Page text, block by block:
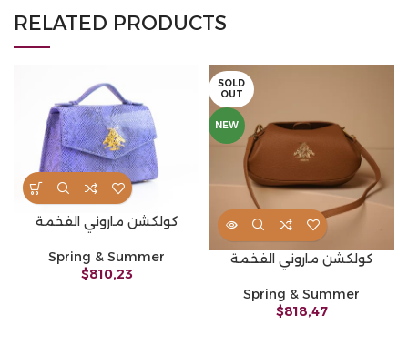
RELATED PRODUCTS
كولكشن ماروني الفخمة
Spring & Summer
$810,23
SOLD
OUT
NEW
كولكشن ماروني الفخمة
Spring & Summer
$818,47